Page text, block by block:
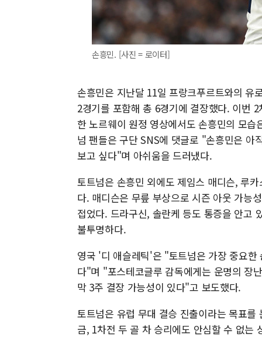
손흥민. [사진 = 로이터]
손흥민은 지난달 11일 프랑크푸르트와의 유
2경기를 포함해 총 6경기에 결장했다. 이번
한 노르웨이 원정 영상에서도 손흥민의 모
넘 팬들은 구단 SNS에 댓글로 "손흥민은 아
보고 싶다"며 아쉬움을 드러냈다.
토트넘은 손흥민 외에도 제임스 매디슨, 루
다. 매디슨은 무릎 부상으로 시즌 아웃 가능
접었다. 드라구신, 솔란케 등도 통증을 안고
불투명하다.
영국 '디 애슬레틱'은 "토트넘은 가장 중요
다"며 "포스테코글루 감독에게는 운명의 장
막 3주 결장 가능성이 있다"고 보도했다.
토트넘은 유럽 무대 결승 진출이라는 목표
금, 1차전 두 골 차 승리에도 안심할 수 없는